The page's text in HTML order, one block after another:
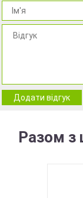
Додати відгук
Разом з